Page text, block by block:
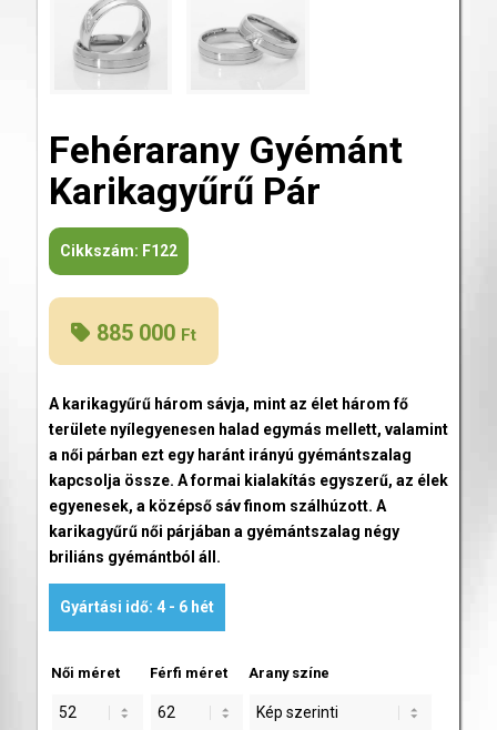
Fehérarany Gyémánt
Karikagyűrű Pár
Cikkszám: F122
885 000 Ft
A karikagyűrű három sávja, mint az élet három fő
területe nyílegyenesen halad egymás mellett, valamint
a női párban ezt egy haránt irányú gyémántszalag
kapcsolja össze. A formai kialakítás egyszerű, az élek
egyenesek, a középső sáv finom szálhúzott. A
karikagyűrű női párjában a gyémántszalag négy
briliáns gyémántból áll.
Gyártási idő: 4 - 6 hét
Női méret Férfi méret Arany színe